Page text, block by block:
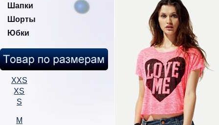
Шапки
Шорты
Юбки
XXS
XS
S
M